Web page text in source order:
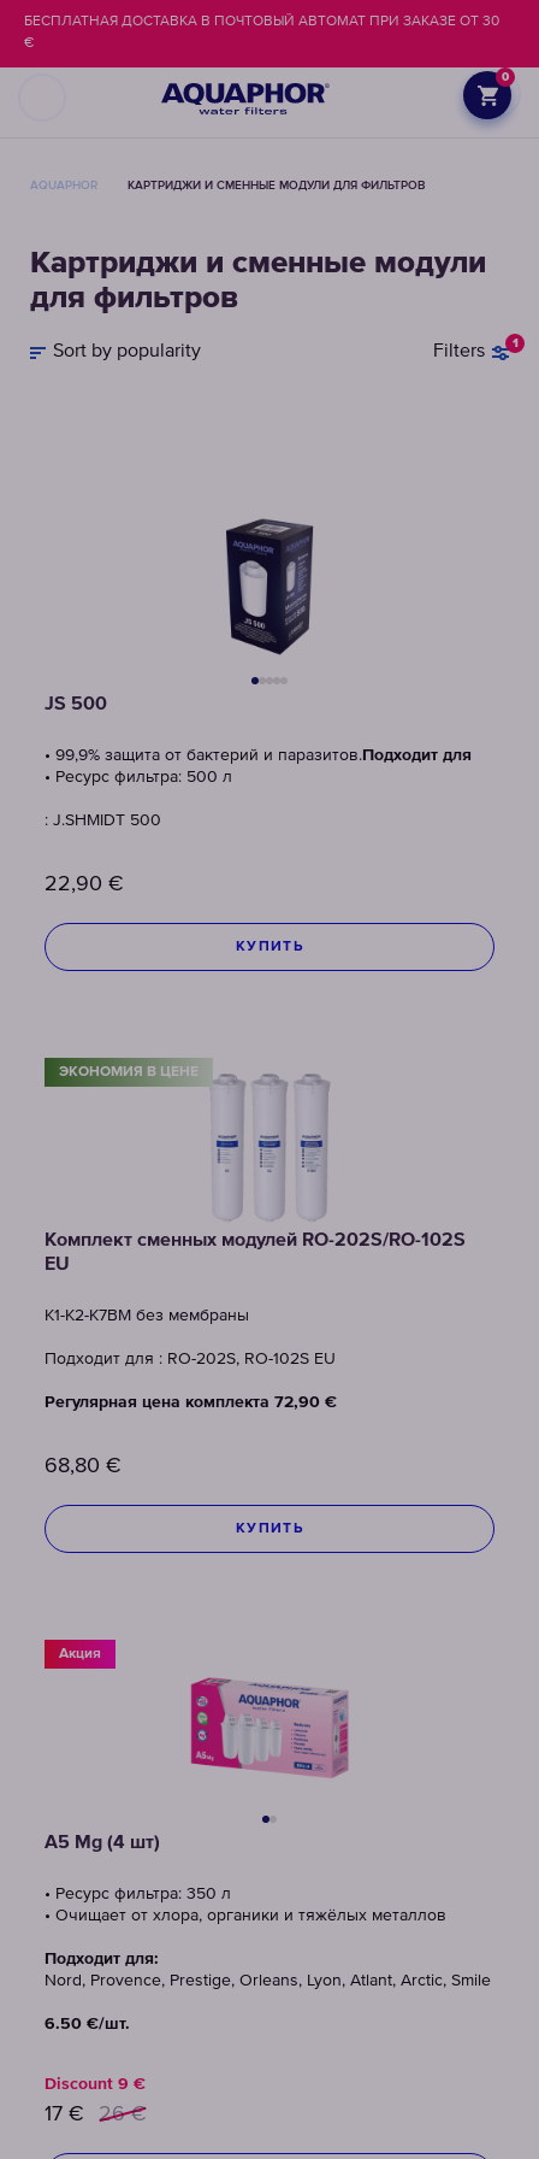
0
БЕСПЛАТНАЯ ДОСТАВКА В ПОЧТОВЫЙ АВТОМАТ ПРИ ЗАКАЗЕ ОТ 30
€
AQUAPHOR КАРТРИДЖИ И СМЕННЫЕ МОДУЛИ ДЛЯ ФИЛЬТРОВ
Картриджи и сменные модули
для фильтров
Filters 1
Sort by popularity
JS 500
• 99,9% защита от бактерий и паразитов.
• Ресурс фильтра: 500 л
Подходит для
: J.SHMIDT 500
22,90 €
КУПИТЬ
ЭКОНОМИЯ В ЦЕНЕ
Комплект сменных модулей RO-202S/RO-102S
EU
K1-К2-К7BM без мембраны
Подходит для : RO-202S, RO-102S EU
Регулярная цена комплекта 72,90 €
68,80 €
КУПИТЬ
Акция
A5 Mg (4 шт)
• Ресурс фильтра: 350 л
• Очищает от хлора, органики и тяжёлых металлов
Подходит для:
Nord, Provence, Prestige, Orleans, Lyon, Atlant, Arctic, Smile
6.50 €/шт.
Discount 9 €
17 € 26 €